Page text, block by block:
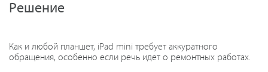
Решение
Как и любой планшет, iPad mini требует аккуратного
обращения, особенно если речь идет о ремонтных работах.